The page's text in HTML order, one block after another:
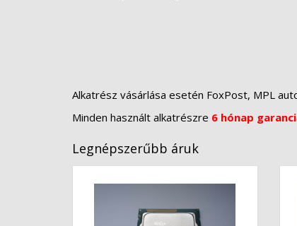
Alkatrész vásárlása esetén FoxPost, MPL
Minden használt alkatrészre 6 hónap
Legnépszerűbb áruk